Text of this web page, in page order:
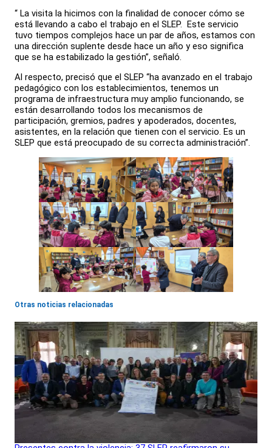
“ La visita la hicimos con la finalidad de conocer cómo se
está llevando a cabo el trabajo en el SLEP. Este servicio
tuvo tiempos complejos hace un par de años, estamos con
una dirección suplente desde hace un año y eso significa
que se ha estabilizado la gestión”, señaló.
Al respecto, precisó que el SLEP “ha avanzado en el trabajo
pedagógico con los establecimientos, tenemos un
programa de infraestructura muy amplio funcionando, se
están desarrollando todos los mecanismos de
participación, gremios, padres y apoderados, docentes,
asistentes, en la relación que tienen con el servicio. Es un
SLEP que está preocupado de su correcta administración”.
Otras noticias relacionadas